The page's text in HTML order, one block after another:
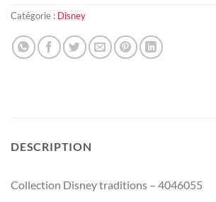
Catégorie : Disney
DESCRIPTION
Collection Disney traditions – 4046055